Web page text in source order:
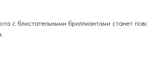
с блистательными бриллиантами станет